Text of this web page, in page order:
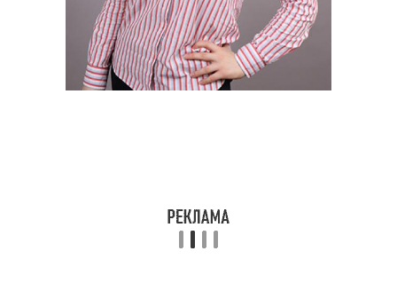
Альтернативные
материалы
Оконный материал